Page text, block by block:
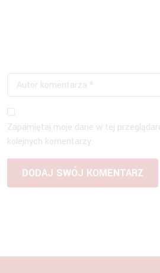
Zapamiętaj moje dane w tej
kolejnych komentarzy.